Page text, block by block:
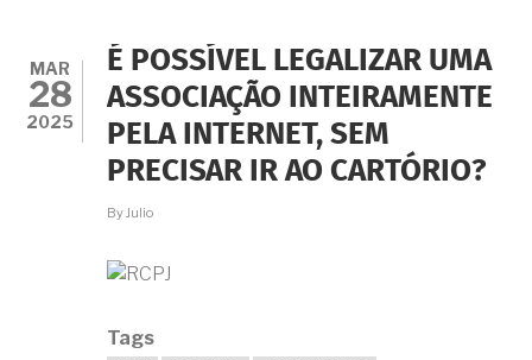
MAR
28
2025
É POSSÍVEL LEGALIZAR UMA
ASSOCIAÇÃO INTEIRAMENTE
PELA INTERNET, SEM
PRECISAR IR AO CARTÓRIO?
By Julio
Tags